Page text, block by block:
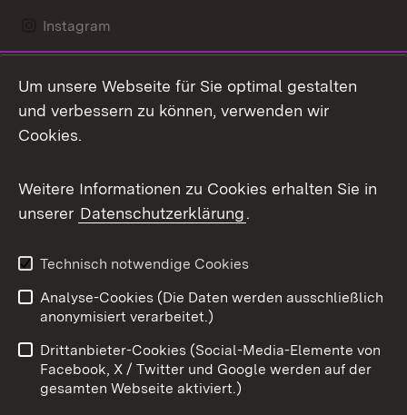
Instagram
Mastodon
Messenger
Social Wall
X / Twitter
Youtube
Benutzungshinweise
Barrierefreiheit
Datenschutz
Cookies
Um unsere Webseite für Sie optimal gestalten
und verbessern zu können, verwenden wir
Cookies.
Weitere Informationen zu Cookies erhalten Sie in
unserer Datenschutzerklärung.
Technisch notwendige Cookies
Analyse-Cookies (Die Daten werden ausschließlich
anonymisiert verarbeitet.)
Drittanbieter-Cookies (Social-Media-Elemente von
Facebook, X / Twitter und Google werden auf der
gesamten Webseite aktiviert.)